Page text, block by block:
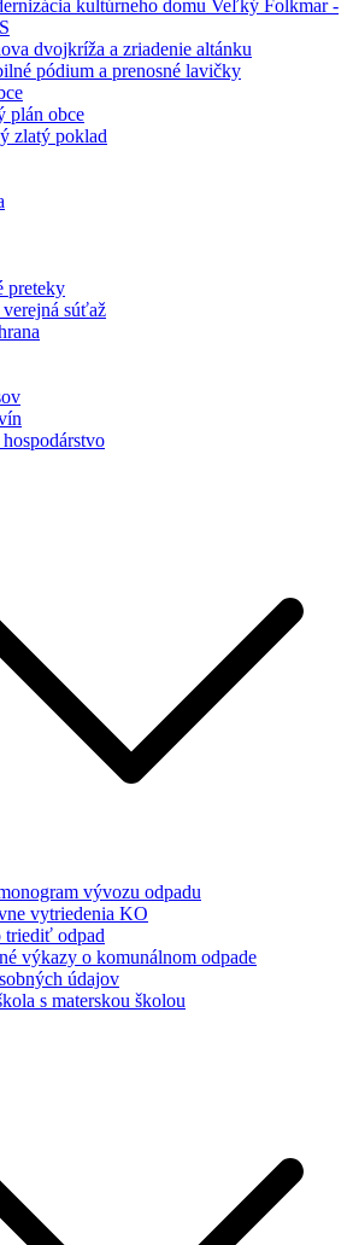
kultúrneho domu Veľký Folkmar -
dvojkríža a zriadenie altánku
pódium a prenosné lavičky
plán obce
zlatý poklad
preteky
súťaž
vývozu odpadu
vytriedenia KO
triediť odpad
výkazy o komunálnom odpade
údajov
s materskou školou